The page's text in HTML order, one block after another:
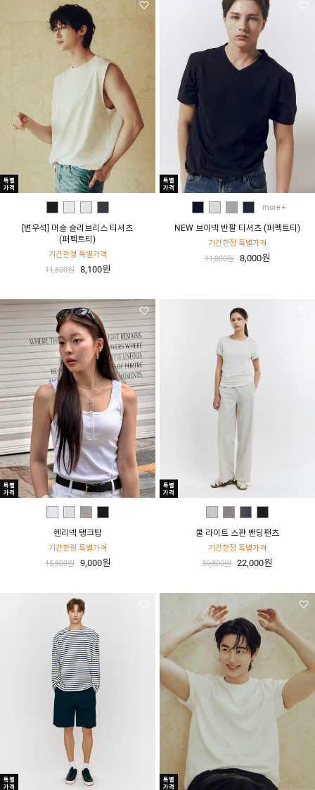
[변우석] 머슬 슬리브리스 티셔츠
(퍼펙트티)
기간한정 특별가격
11,800원
8,100원
more
NEW 브이넥 반팔 티셔츠 (퍼펙트티)
기간한정 특별가격
11,800원
8,000원
헨리넥 탱크탑
기간한정 특별가격
15,800원
9,000원
쿨 라이트 스판 밴딩팬츠
기간한정 특별가격
39,800원
22,000원